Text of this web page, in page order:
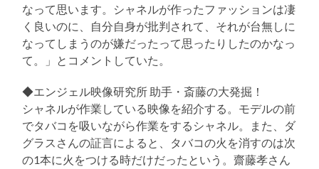
なって思います。シャネルが作ったファッションは凄
く良いのに、自分自身が批判されて、それが台無しに
なってしまうのが嫌だったって思ったりしたのかなっ
て。」とコメントしていた。
◆エンジェル映像研究所 助手・斎藤の大発掘！
シャネルが作業している映像を紹介する。モデルの前
でタバコを吸いながら作業をするシャネル。また、ダ
グラスさんの証言によると、タバコの火を消すのは次
の1本に火をつける時だけだったという。齋藤孝さん